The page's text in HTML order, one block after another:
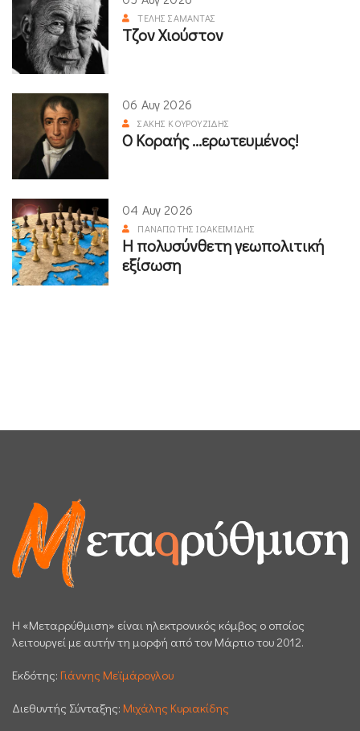
ΤΈΛΗΣ ΣΑΜΑΝΤΆΣ
Τζον Χιούστον
06 Αυγ 2026
ΣΆΚΗΣ ΚΟΥΡΟΥΖΊΔΗΣ
Ο Κοραής ...ερωτευμένος!
04 Αυγ 2026
ΠΑΝΑΓΙΏΤΗΣ ΙΩΑΚΕΙΜΊΔΗΣ
Η πολυσύνθετη γεωπολιτική
εξίσωση
H «Μεταρρύθμιση» είναι ηλεκτρονικός κόμβος ο οποίος
λειτουργεί με αυτήν τη μορφή από τον Μάρτιο του 2012.
Εκδότης: Γιάννης Μεϊμάρογλου
Διεθυντής Σύνταξης: Μιχάλης Κυριακίδης